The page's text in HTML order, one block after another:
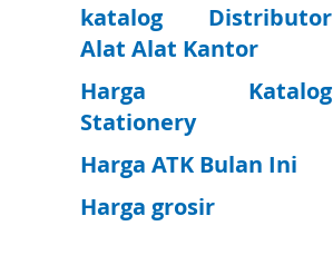
katalog Distributor
Alat Alat Kantor
Harga Katalog
Stationery
Harga ATK Bulan Ini
Harga grosir